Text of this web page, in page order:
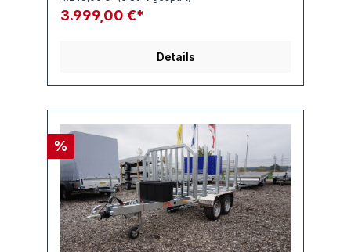
3.999,00 €*
Details
%